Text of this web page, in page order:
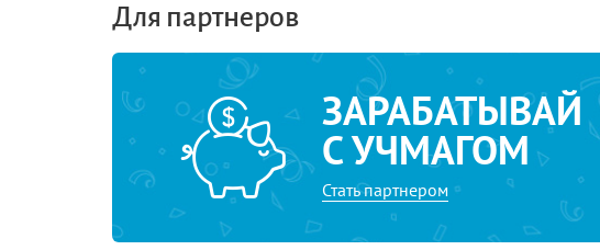
Для партнеров
ЗАРАБАТЫВАЙ
С УЧМАГОМ
Стать партнером